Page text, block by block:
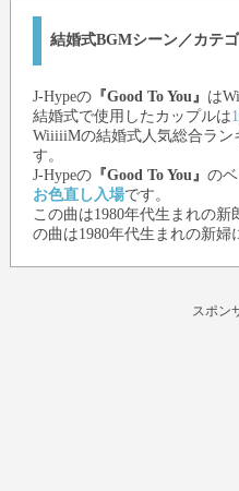
結婚式BGMシーン／カテ
J-Hypeの『Good To You』 は
結婚式で使用したカップルは
WiiiiiMの結婚式人気総合ラン
す。
J-Hypeの『Good To You』 の
お色直し入場です。
この曲は1980年代生まれの
の曲は1980年代生まれの新婦
スポン